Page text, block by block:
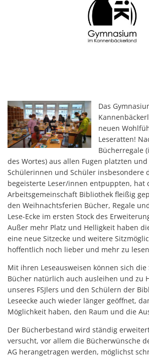
Das
neuen
Leseratten!
Bücherregale
des Wortes) aus allen Fugen platzten
Schülerinnen und Schüler insbesondere
begeisterte Leser/innen entpuppten, hat
Arbeitsgemeinschaft Bibliothek fleißig
den Weihnachtsferien Bücher, Regale
Lese-Ecke im ersten Stock des
Außer mehr Platz und Helligkeit haben
eine neue Sitzecke und weitere
hoffentlich noch lieber und mehr zu
Mit ihren Leseausweisen können sich
Bücher natürlich auch ausleihen und zu
unseres FSJlers und den Schülern der
Leseecke auch wieder länger geöffnet,
Möglichkeit haben, den Raum und die
Der Bücherbestand wird ständig
versucht, vor allem die Bücherwünsche
AG herangetragen werden, möglichst